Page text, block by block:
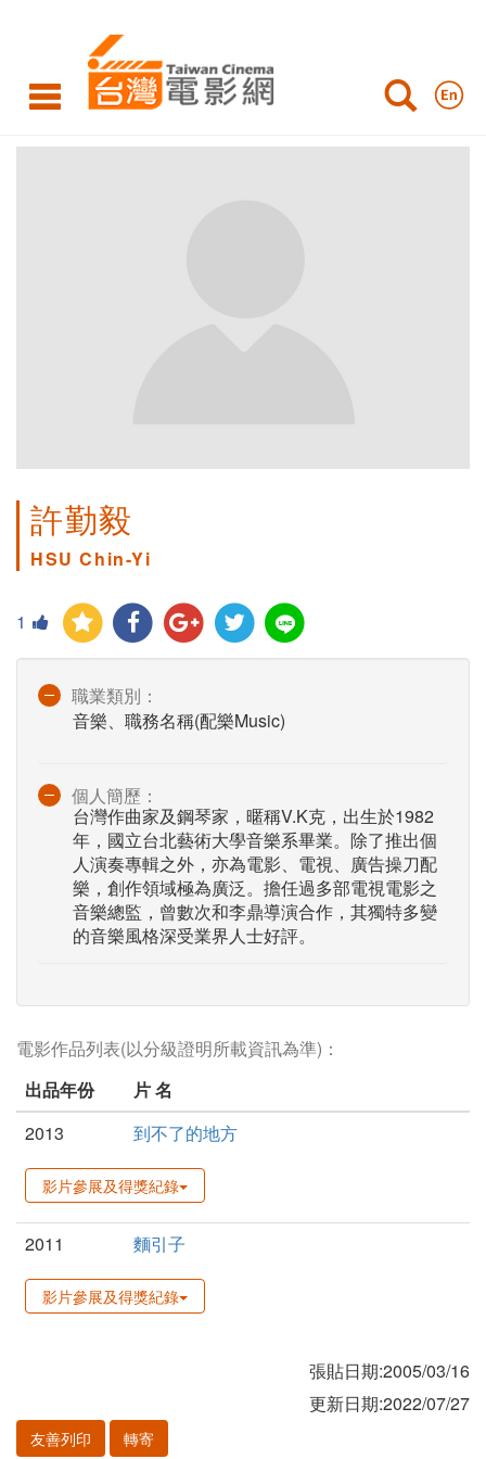
許勤毅
HSU Chin-Yi
1
職業類別：
音樂、職務名稱(配樂Music)
個人簡歷：
台灣作曲家及鋼琴家，暱稱V.K克，出生於1982
年，國立台北藝術大學音樂系畢業。除了推出個
人演奏專輯之外，亦為電影、電視、廣告操刀配
樂，創作領域極為廣泛。擔任過多部電視電影之
音樂總監，曾數次和李鼎導演合作，其獨特多變
的音樂風格深受業界人士好評。
電影作品列表(以分級證明所載資訊為準)：
出品年份
片 名
2013
到不了的地方
影片參展及得獎紀錄
2011 麵引子
影片參展及得獎紀錄
張貼日期:2005/03/16
更新日期:2022/07/27
友善列印 轉寄